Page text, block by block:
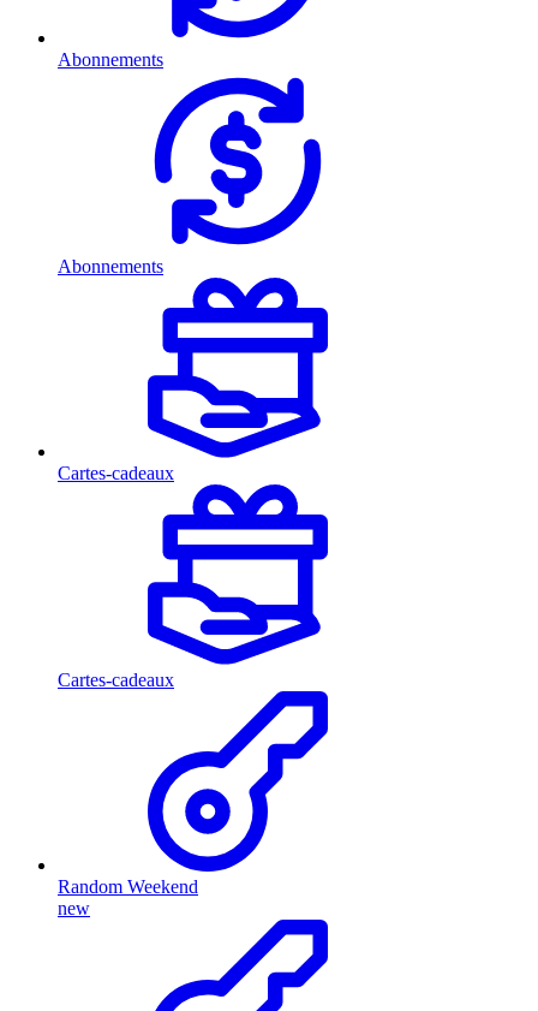
Abonnements
Abonnements
Cartes-cadeaux
Cartes-cadeaux
Random Weekend
new